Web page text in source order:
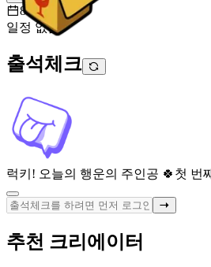
8월 9일 [일]
일정 없음
출석체크
럭키! 오늘의 행운의 주인공 🍀 첫 번
추천 크리에이터